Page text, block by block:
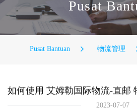
Pusat
Pusat Bantuan 物流管理
如何使用 艾姆勒国际物流-直邮
2023-07-07